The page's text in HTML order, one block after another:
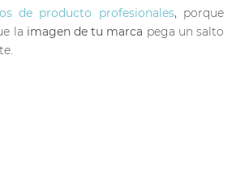
de producto profesionales, porque
la imagen de tu marca pega un salto